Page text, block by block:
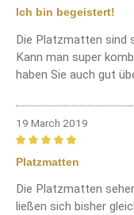
Review with rating of
Ich bin begeistert!
Die Platzmatten sind
Kann man super
haben Sie auch gut
19 March 2019
Review with rating of
Platzmatten
Die Platzmatten
ließen sich bisher